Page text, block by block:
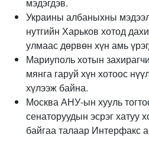
мэдэгдэв.
Украины албаныхны
нутгийн Харьков хотод
улмаас дөрвөн хүн амь
Мариуполь хотын
мянга гаруй хүн хотоос
хүлээж байна.
Москва АНУ-ын хууль
сенаторуудын эсрэг хатуу
байгаа талаар Интерфакс